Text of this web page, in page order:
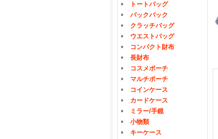
トートバッグ
バックパック
クラッチバッグ
ウエストバッグ
コンパクト財布
長財布
コスメポーチ
マルチポーチ
コインケース
カードケース
ミラー/手鏡
小物類
キーケース